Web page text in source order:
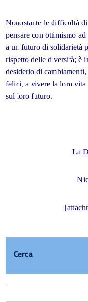
Nonostante le difficoltà
pensare con ottimismo
a un futuro di solidarietà
rispetto delle diversità; è
desiderio di
felici, a vivere la loro vita
sul loro futuro.
La
Cerca